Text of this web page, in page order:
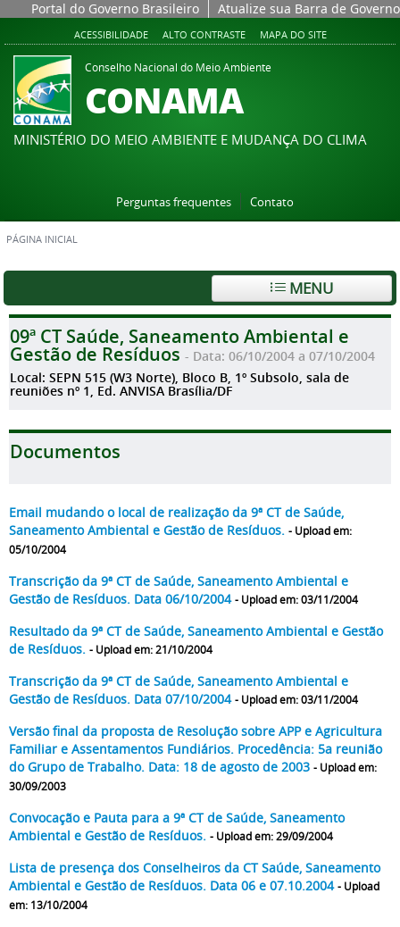
Portal do Governo Brasileiro Atualize sua Barra de Governo
ACESSIBILIDADE ALTO CONTRASTE MAPA DO SITE
Conselho Nacional do Meio Ambiente
CONAMA
MINISTÉRIO DO MEIO AMBIENTE E MUDANÇA DO CLIMA
Perguntas frequentes Contato
PÁGINA INICIAL
MENU
09ª CT Saúde, Saneamento Ambiental e
Gestão de Resíduos - Data: 06/10/2004 a 07/10/2004
Local: SEPN 515 (W3 Norte), Bloco B, 1º Subsolo, sala de
reuniões nº 1, Ed. ANVISA Brasília/DF
Documentos
Email mudando o local de realização da 9ª CT de Saúde,
Saneamento Ambiental e Gestão de Resíduos. - Upload em:
05/10/2004
Transcrição da 9ª CT de Saúde, Saneamento Ambiental e
Gestão de Resíduos. Data 06/10/2004 - Upload em: 03/11/2004
Resultado da 9ª CT de Saúde, Saneamento Ambiental e Gestão
de Resíduos. - Upload em: 21/10/2004
Transcrição da 9ª CT de Saúde, Saneamento Ambiental e
Gestão de Resíduos. Data 07/10/2004 - Upload em: 03/11/2004
Versão final da proposta de Resolução sobre APP e Agricultura
Familiar e Assentamentos Fundiários. Procedência: 5a reunião
do Grupo de Trabalho. Data: 18 de agosto de 2003 - Upload em:
30/09/2003
Convocação e Pauta para a 9ª CT de Saúde, Saneamento
Ambiental e Gestão de Resíduos. - Upload em: 29/09/2004
Lista de presença dos Conselheiros da CT Saúde, Saneamento
Ambiental e Gestão de Resíduos. Data 06 e 07.10.2004 - Upload
em: 13/10/2004